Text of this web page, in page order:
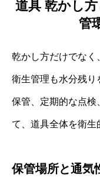
道具 乾かし
管
乾かし方だけでなく
衛生管理も水分残り
保管、定期的な点検
て、道具全体を衛生
保管場所と通気